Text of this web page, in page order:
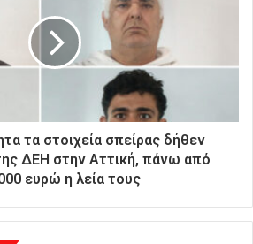
τα στοιχεία σπείρας δήθεν
ΔΕΗ στην Αττική, πάνω από
ευρώ η λεία τους